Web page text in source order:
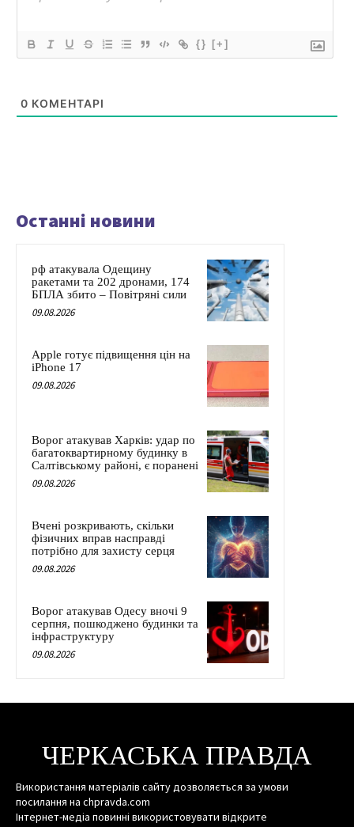
{} [+]
0 КОМЕНТАРІ
Останні новини
рф атакувала Одещину
ракетами та 202 дронами, 174
БПЛА збито – Повітряні сили
09.08.2026
Apple готує підвищення цін на
iPhone 17
09.08.2026
Ворог атакував Харків: удар по
багатоквартирному будинку в
Салтівському районі, є поранені
09.08.2026
Вчені розкривають, скільки
фізичних вправ насправді
потрібно для захисту серця
09.08.2026
Ворог атакував Одесу вночі 9
серпня, пошкоджено будинки та
інфраструктуру
09.08.2026
ЧЕРКАСЬКА ПРАВДА
Використання матеріалів сайту дозволяється за умови
посилання на chpravda.com
Інтернет-медіа повинні використовувати відкрите